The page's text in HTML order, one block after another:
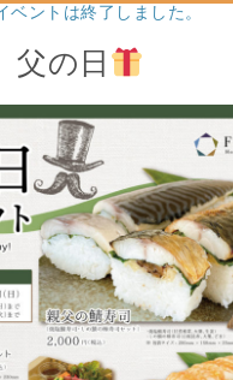
ベントは終了しました。
父の日